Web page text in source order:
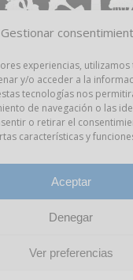
Gestionar
experiencias,
y/o acceder a la
tecnologías nos
de navegación o las
o retirar el
características y
Aceptar
Denegar
Ver preferencias
– Política Privacidad
–Propiedad
S.L.U.